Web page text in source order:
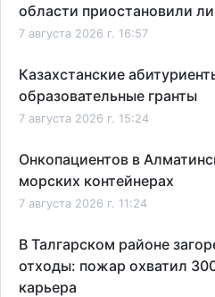
области приостановили
7 августа 2026 г. 16:57
Казахстанские
образовательные гранты
7 августа 2026 г. 15:24
Онкопациентов в
морских контейнерах
7 августа 2026 г. 11:24
В Талгарском районе
отходы: пожар охватил
карьера